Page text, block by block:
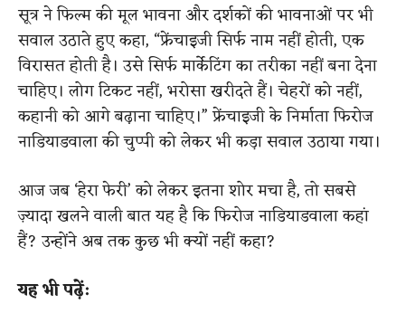
सूत्र ने फिल्म की मूल भावना और दर्शकों की भावनाओं पर भी
सवाल उठाते हुए कहा, “फ्रेंचाइजी सिर्फ नाम नहीं होती, एक
विरासत होती है। उसे सिर्फ मार्केटिंग का तरीका नहीं बना देना
चाहिए। लोग टिकट नहीं, भरोसा खरीदते हैं। चेहरों को नहीं,
कहानी को आगे बढ़ाना चाहिए।” फ्रेंचाइजी के निर्माता फिरोज
नाडियाडवाला की चुप्पी को लेकर भी कड़ा सवाल उठाया गया।
आज जब ‘हेरा फेरी’ को लेकर इतना शोर मचा है, तो सबसे
ज़्यादा खलने वाली बात यह है कि फिरोज नाडियाडवाला कहां
हैं? उन्होंने अब तक कुछ भी क्यों नहीं कहा?
यह भी पढ़ें: